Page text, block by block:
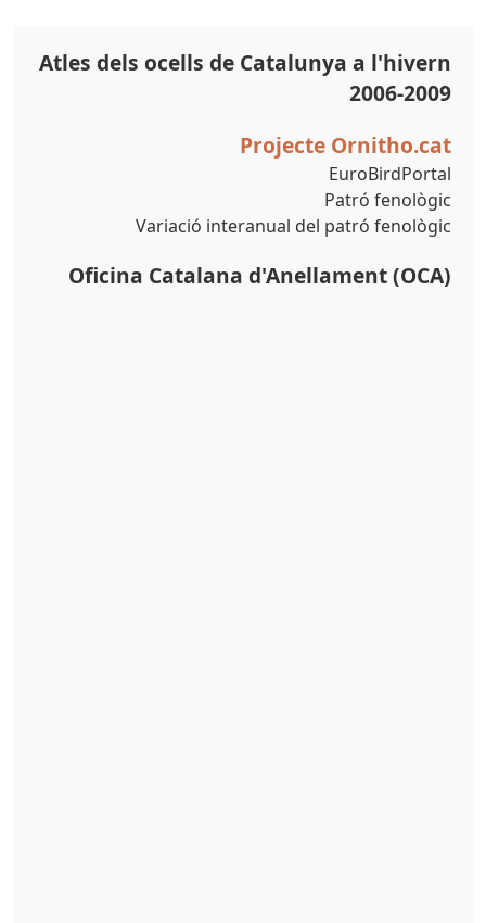
Atles dels ocells de Catalunya a l'hivern
2006-2009
Projecte Ornitho.cat
EuroBirdPortal
Patró fenològic
Variació interanual del patró fenològic
Oficina Catalana d'Anellament (OCA)